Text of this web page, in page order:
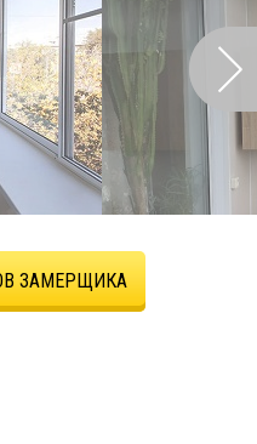
ЗАМЕРЩИКА